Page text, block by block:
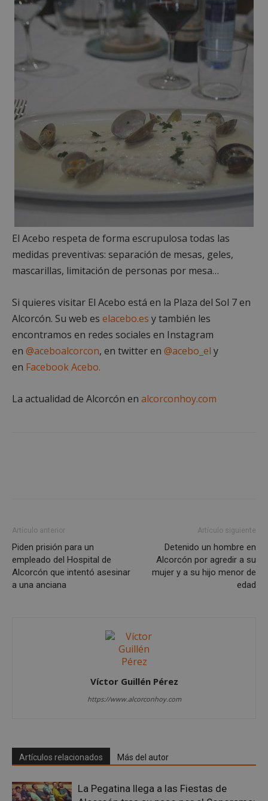
El Acebo respeta de forma escrupulosa todas las
medidas preventivas: separación de mesas, geles,
mascarillas, limitación de personas por mesa…
Si quieres visitar El Acebo está en la Plaza del Sol 7 en
Alcorcón. Su web es elacebo.es y también les
encontramos en redes sociales en Instagram
en @aceboalcorcon, en twitter en @acebo_el y
en Facebook Acebo.
La actualidad de Alcorcón en alcorconhoy.com
Artículo anterior
Piden prisión para un
empleado del Hospital de
Alcorcón que intentó asesinar
a una anciana
Artículo siguiente
Detenido un hombre en
Alcorcón por agredir a su
mujer y a su hijo menor de
edad
Víctor Guillén Pérez
https://www.alcorconhoy.com
Artículos relacionados Más del autor
La Pegatina llega a las Fiestas de
Las cookies estrictamente necesarias permiten la
funcionalidad principal del sitio web, como el
inicio de sesión de usuario y la gestión de cuentas.
El sitio web no se puede utilizar correctamente sin
las cookies estrictamente necesarias.
Proveedor/
Dominio
PHP.net
alcorconhoy.com
AWSALBCORS
Amazon.com
embed.bsky.app
sp_landing
Spotify Inc.
.spotify.com
23 horas 59
VISITOR_PRIVACY_METADATA
Google
Privacy Policy